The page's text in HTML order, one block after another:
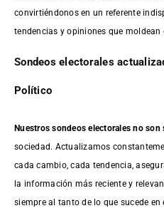
convirtiéndonos en un referente
tendencias y opiniones que
Sondeos electorales
Político
Nuestros sondeos electorales no son
sociedad. Actualizamos
cada cambio, cada tendencia,
la información más reciente y
siempre al tanto de lo que sucede